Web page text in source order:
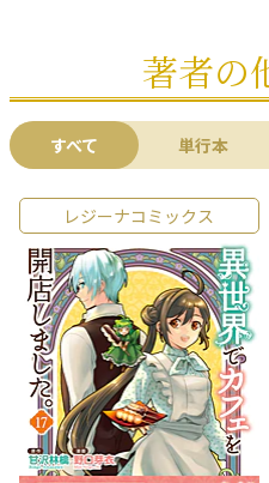
著者の
すべて 単行本
レジーナコミックス